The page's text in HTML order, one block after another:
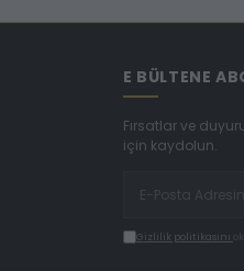
E BÜLTENE
Fırsatlar ve
için kaydolun.
Gizlilik politikasını